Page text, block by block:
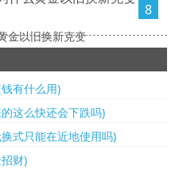
8
金以旧换新克变
有什么用)
这么快还会下跌吗)
式只能在近地使用吗)
财)